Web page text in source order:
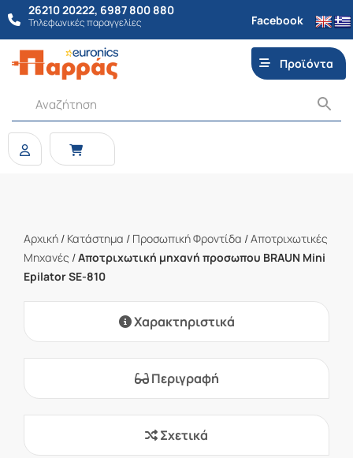
26210 20222, 6987 800 880
Τηλεφωνικές παραγγελίες Facebook
Προϊόντα
Αρχική / Κατάστημα / Προσωπική Φροντίδα /Αποτριχωτικές
Μηχανές /Αποτριχωτική μηχανή προσωπου BRAUN Mini
Epilator SE-810
Χαρακτηριστικά
Περιγραφή
Σχετικά